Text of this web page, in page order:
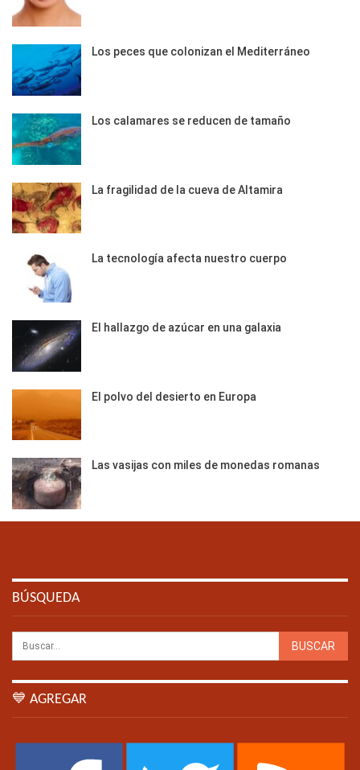
Los peces que colonizan el Mediterráneo
Los calamares se reducen de tamaño
La fragilidad de la cueva de Altamira
La tecnología afecta nuestro cuerpo
El hallazgo de azúcar en una galaxia
El polvo del desierto en Europa
Las vasijas con miles de monedas romanas
BÚSQUEDA
💙 AGREGAR